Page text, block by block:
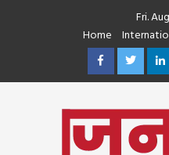
Fri.
Home
FacebookTwitter